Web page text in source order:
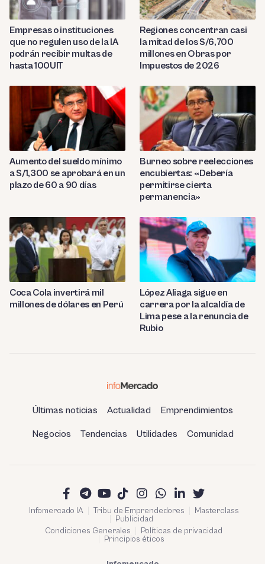
Empresas o instituciones
que no regulen uso de la IA
podrán recibir multas de
hasta 100UIT
Regiones concentran casi
la mitad de los S/6,700
millones en Obras por
Impuestos de 2026
Aumento del sueldo mínimo
a S/1,300 se aprobará en un
plazo de 60 a 90 días
Burneo sobre reelecciones
encubiertas: «Debería
permitirse cierta
permanencia»
Coca Cola invertirá mil
millones de dólares en Perú
López Aliaga sigue en
carrera por la alcaldía de
Lima pese a la renuncia de
Rubio
Últimas noticias Actualidad Emprendimientos
Negocios Tendencias Utilidades Comunidad
Infomercado IA Tribu de Emprendedores
Masterclass
Publicidad
Condiciones Generales
Políticas de privacidad
Principios éticos